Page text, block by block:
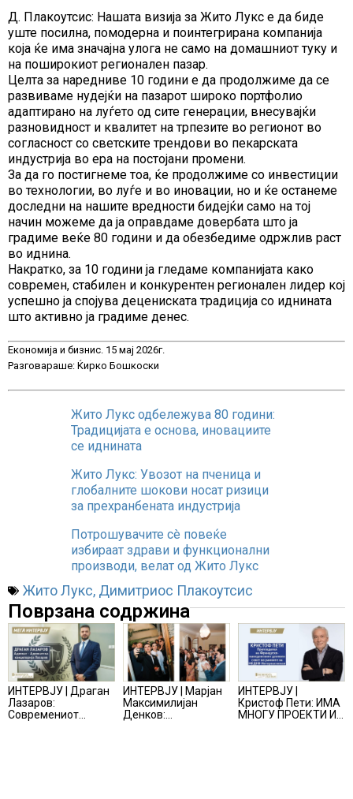
Д. Плакоутсис: Нашата визија за Жито Лукс е да биде
уште посилна, помодерна и поинтегрирана компанија
која ќе има значајна улога не само на домашниот туку и
на поширокиот регионален пазар.
Целта за наредниве 10 години е да продолжиме да се
развиваме нудејќи на пазарот широко портфолио
адаптирано на луѓето од сите генерации, внесувајќи
разновидност и квалитет на трпезите во регионот во
согласност со светските трендови во пекарската
индустрија во ера на постојани промени.
За да го постигнеме тоа, ќе продолжиме со инвестиции
во технологии, во луѓе и во иновации, но и ќе останеме
доследни на нашите вредности бидејќи само на тој
начин можеме да ја оправдаме довербата што ја
градиме веќе 80 години и да обезбедиме одржлив раст
во иднина.
Накратко, за 10 години ја гледаме компанијата како
современ, стабилен и конкурентен регионален лидер кој
успешно ја спојува децениската традиција со иднината
што активно ја градиме денес.
Економија и бизнис. 15 мај 2026г.
Разговараше: Ќирко Бошкоски
Жито Лукс одбележува 80 години:
Традицијата е основа, иновациите
се иднината
Жито Лукс: Увозот на пченица и
глобалните шокови носат ризици
за прехранбената индустрија
Потрошувачите сè повеќе
избираат здрави и функционални
производи, велат од Жито Лукс
Жито Лукс, Димитриос Плакоутсис
Поврзана содржина
ИНТЕРВЈУ | Драган
Лазаров:
Современиот
ИНТЕРВЈУ | Марјан
Максимилијан
Денков:
ИНТЕРВЈУ |
Кристоф Пети: ИМА
МНОГУ ПРОЕКТИ И